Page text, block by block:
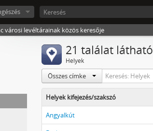
városi levéltárainak közös keresője
21 találat látható
Helyek
Összes címke
Helyek kifejezés/szakszó
Angyalkút